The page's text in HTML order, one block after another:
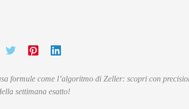
formule come l’algoritmo di Zeller: scopri con
settimana esatto!